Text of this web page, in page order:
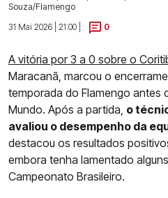
Souza/Flamengo
31 Mai 2026 | 21:00 |
0
A vitória por 3 a 0 sobre o
Maracanã, marcou o
temporada do Flamengo antes
Mundo. Após a partida, o
avaliou o desempenho da
destacou os resultados
embora tenha lamentado
Campeonato Brasileiro.